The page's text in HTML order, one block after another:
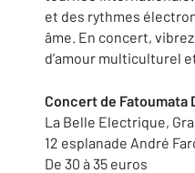
et des rythmes
âme. En concert,
d’amour multiculturel
Concert de Fatoumata
La Belle Electrique,
12 esplanade André
De 30 à 35 euros